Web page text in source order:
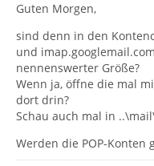
Guten Morgen,
sind denn in den
und imap.googlemail.com
nennenswerter Größe?
Wenn ja, öffne die mal
dort drin?
Schau auch mal in
Werden die POP-